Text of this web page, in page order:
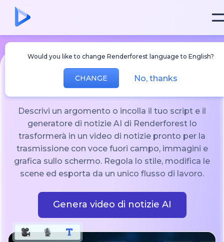
Would you like to change Renderforest language to English?
CHANGE No, thanks
Generatore di notizie AI
Descrivi un argomento o incolla il tuo script e il
generatore di notizie AI di Renderforest lo
trasformerà in un video di notizie pronto per la
trasmissione con voce fuori campo, immagini e
grafica sullo schermo. Regola lo stile, modifica le
scene ed esporta da un unico flusso di lavoro.
Genera video di notizie AI